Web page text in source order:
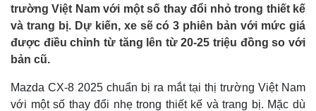
Đảng
Tổ chức nhân sự
Quốc hội
Nhận diện sự thật
trường Việt Nam với một số thay đổi nhỏ trong thiết kế
và trang bị. Dự kiến, xe sẽ có 3 phiên bản với mức giá
được điều chỉnh từ tăng lên từ 20-25 triệu đồng so với
bản cũ.
Mazda CX-8 2025 chuẩn bị ra mắt tại thị trường Việt Nam
với một số thay đổi nhẹ trong thiết kế và trang bị. Mặc dù